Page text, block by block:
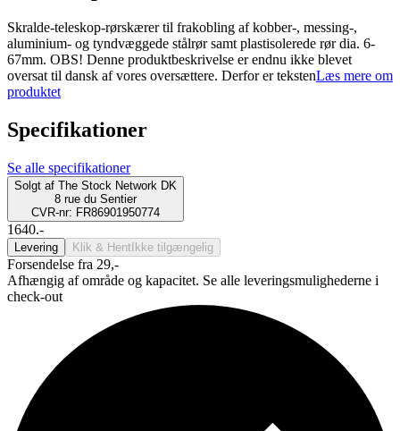
Skralde-teleskop-rørskærer til frakobling af kobber-, messing-,
aluminium- og tyndvæggede stålrør samt plastisolerede rør dia. 6-
67mm. OBS! Denne produktbeskrivelse er endnu ikke blevet
oversat til dansk af vores oversættere. Derfor er tekstenLæs mere om
produktet
Specifikationer
Se alle specifikationer
Solgt af The Stock Network DK
8 rue du Sentier
CVR-nr: FR86901950774
1640.-
Levering Klik & Hent Ikke tilgængelig
Forsendelse fra 29,-
Afhængig af område og kapacitet. Se alle leveringsmulighederne i
check-out